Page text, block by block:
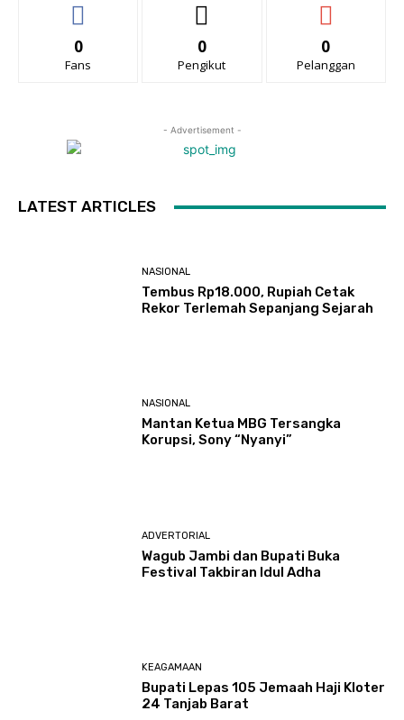
0
Fans
0
Pengikut
0
Pelanggan
- Advertisement -
LATEST ARTICLES
NASIONAL
Tembus Rp18.000, Rupiah Cetak
Rekor Terlemah Sepanjang Sejarah
NASIONAL
Mantan Ketua MBG Tersangka
Korupsi, Sony “Nyanyi”
ADVERTORIAL
Wagub Jambi dan Bupati Buka
Festival Takbiran Idul Adha
KEAGAMAAN
Bupati Lepas 105 Jemaah Haji Kloter
24 Tanjab Barat